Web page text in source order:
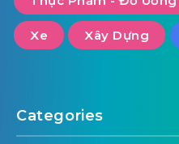
Xe Xây Dựng
Categories